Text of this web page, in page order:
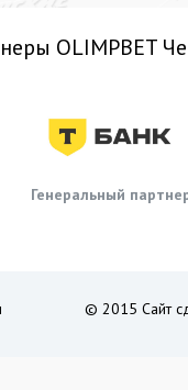
OLIMPBET
Генеральный
© 2015 Сайт